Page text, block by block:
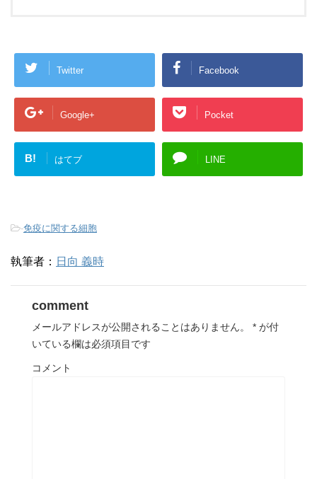
Twitter Facebook
Google+ Pocket
B! はてブ LINE
-免疫に関する細胞
執筆者： 日向 義時
comment
メールアドレスが公開されることはありません。 * が付
いている欄は必須項目です
コメント